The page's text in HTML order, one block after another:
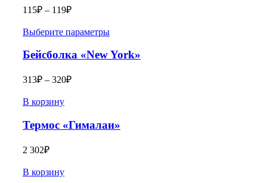
115₽ – 119₽
Выберите параметры
Бейсболка «New York»
313₽ – 320₽
В корзину
Термос «Гималаи»
2 302₽
В корзину